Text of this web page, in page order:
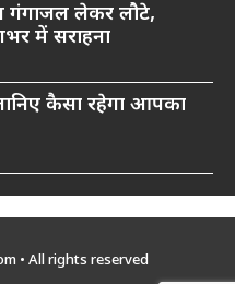
गंगाजल लेकर लौटे,
में सराहना
कैसा रहेगा आपका
• All rights reserved